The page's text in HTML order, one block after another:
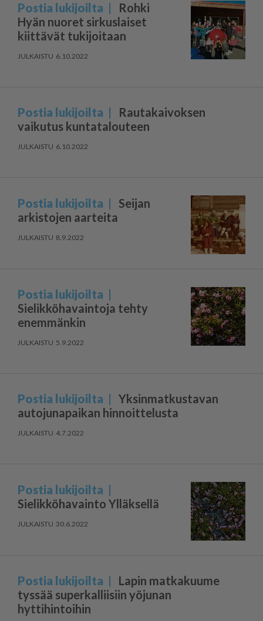
Postia lukijoilta
Rohki
Hyän nuoret sirkuslaiset
kiittävät tukijoitaan
6.10.2022
Postia lukijoilta
Rautakaivoksen
vaikutus kuntatalouteen
6.10.2022
Postia lukijoilta
Seijan
arkistojen aarteita
8.9.2022
Postia lukijoilta
Sielikköhavaintoja tehty
enemmänkin
5.9.2022
Postia lukijoilta
Yksinmatkustavan
autojunapaikan hinnoittelusta
4.7.2022
Postia lukijoilta
Sielikköhavainto Ylläksellä
30.6.2022
Postia lukijoilta
Lapin matkakuume
tyssää superkalliisiin yöjunan
hyttihintoihin